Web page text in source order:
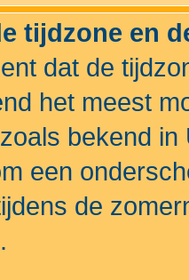
tijdzone en
dat de
het meest
bekend
een
de